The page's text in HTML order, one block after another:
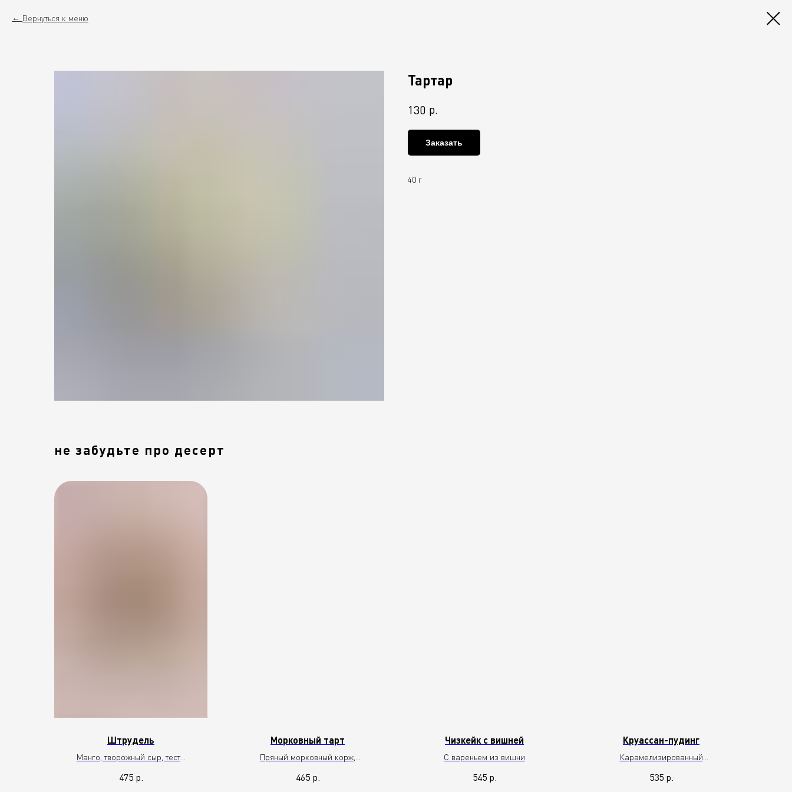
Вернуться к меню
Тартар
130 р.
Заказать
40 г
не забудьте про десерт
Штрудель
Манго, творожный сыр, тесто
475 р.
Морковный тарт
Пряный морковный корж,
апельсиновая цедра
465 р.
Чизкейк с вишней
С вареньем из вишни
545 р.
Круассан-пудинг
Карамелизированный
соленая карамель, фундук
535 р.